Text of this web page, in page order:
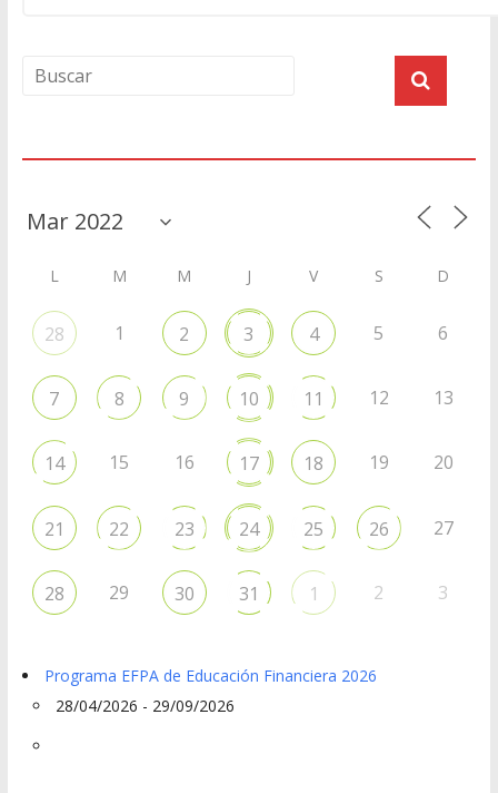
L M M J V S D
28 1 2 3 4 5 6
7 8 9 10 11 12 13
14 15 16 17 18 19 20
21 22 23 24 25 26 27
28 29 30 31 1 2 3
Programa EFPA de Educación Financiera 2026
28/04/2026 - 29/09/2026